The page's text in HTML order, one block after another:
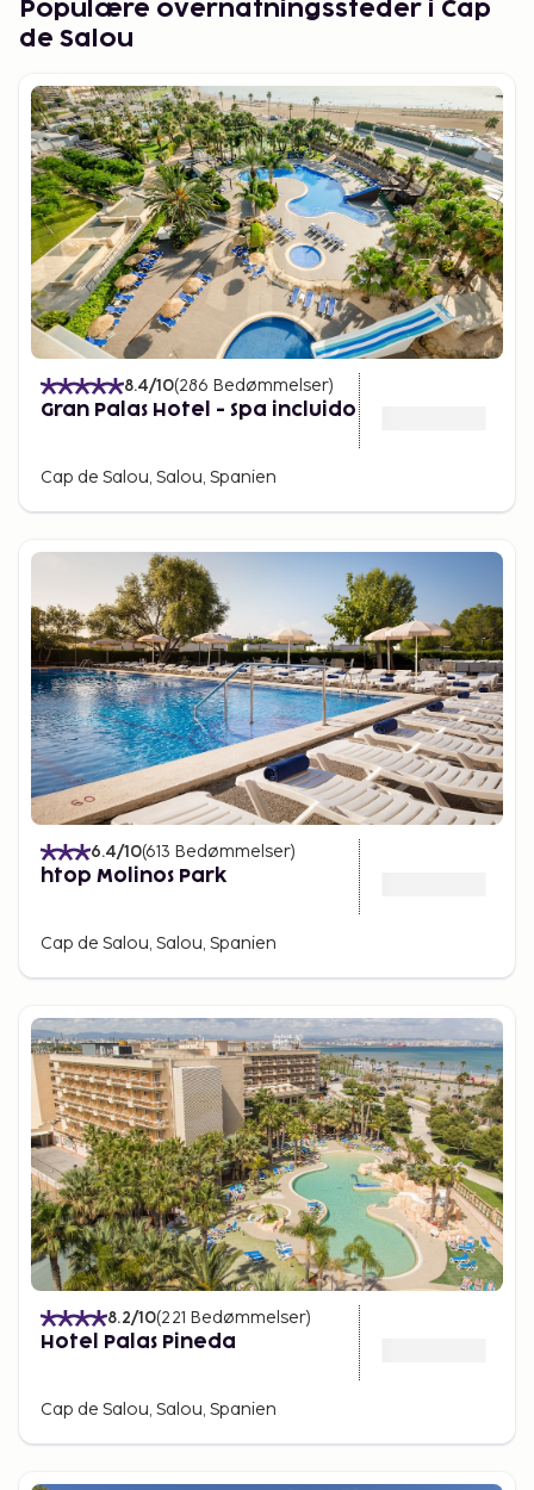
Populære overnatningssteder i Cap
de Salou
8.4/10(286 Bedømmelser)
Gran Palas Hotel - Spa incluido
Cap de Salou, Salou, Spanien
6.4/10(613 Bedømmelser)
htop Molinos Park
Cap de Salou, Salou, Spanien
8.2/10(221 Bedømmelser)
Hotel Palas Pineda
Cap de Salou, Salou, Spanien